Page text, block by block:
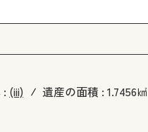
: (iii) 遺産の面積 : 1.7456㎢